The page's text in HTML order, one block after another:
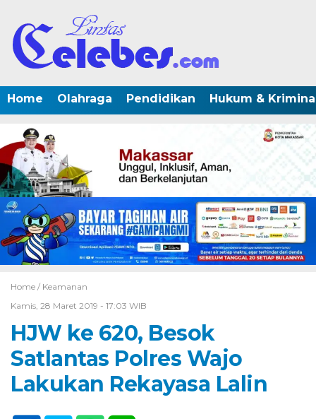
Home Olahraga Pendidikan Hukum &
Home / Keamanan
Kamis, 28 Maret 2019 - 17:03 WIB
HJW ke 620, Besok
Satlantas Polres Wajo
Lakukan Rekayasa Lalin